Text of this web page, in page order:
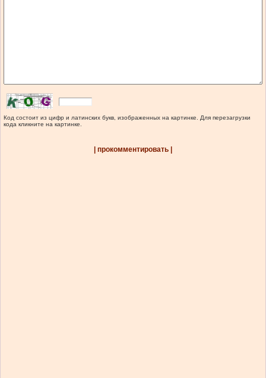
Код состоит из цифр и латинских букв, изображенных на картинке. Для перезагрузки
кода кликните на картинке.
| прокомментировать |